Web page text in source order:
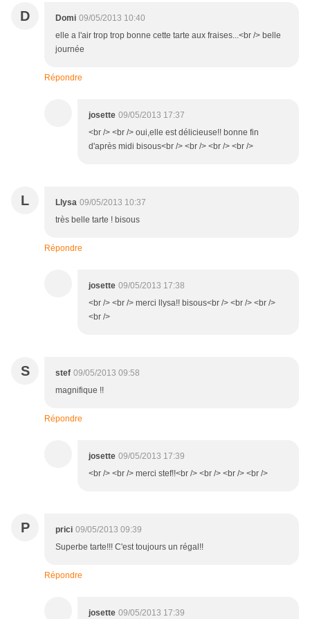
D Domi 09/05/2013 10:40
elle a l'air trop trop bonne cette tarte aux fraises...<br /> belle
journée
Répondre
josette 09/05/2013 17:37
<br /> <br /> oui,elle est délicieuse!! bonne fin
d'après midi bisous<br /> <br /> <br /> <br />
L Llysa 09/05/2013 10:37
très belle tarte ! bisous
Répondre
josette 09/05/2013 17:38
<br /> <br /> merci llysa!! bisous<br /> <br /> <br />
<br />
S stef 09/05/2013 09:58
magnifique !!
Répondre
josette 09/05/2013 17:39
<br /> <br /> merci stef!!<br /> <br /> <br /> <br />
P prici 09/05/2013 09:39
Superbe tarte!!! C'est toujours un régal!!
Répondre
josette 09/05/2013 17:39